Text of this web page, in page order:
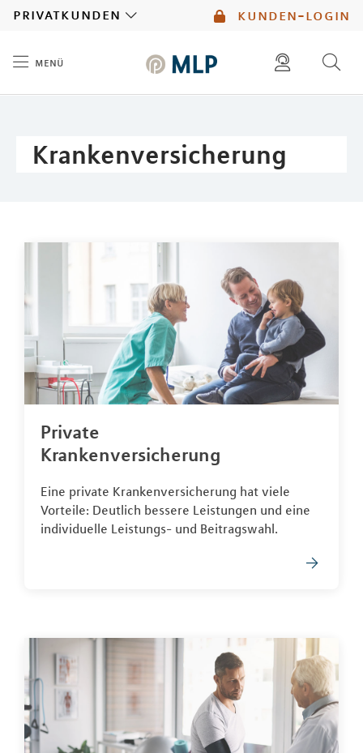
kunden-login
privatkunden
menü
Krankenversicherung
Private
Krankenversicherung
Eine private Krankenversicherung hat viele
Vorteile: Deutlich bessere Leistungen und eine
individuelle Leistungs- und Beitragswahl.